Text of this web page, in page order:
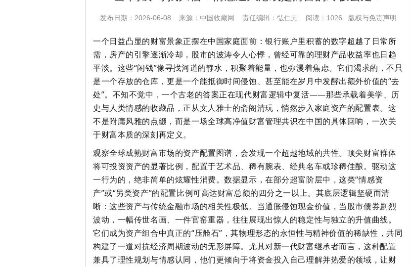
发布日期：2026-06-08 来源：中国收藏网 责任编辑：弘仁元 阅读：1026 版权与免责声明
一个日益凸显的财富景象正摆在中国家庭面前：银行账户里积蓄的数字超越了日常所
需，房产的引擎逐渐冷却，股市的波涛令人心悸，曾经可靠的理财产品收益率也日趋
平淡。这些“闲钱”像寻找河道的静水，积聚着能量，也弥漫着焦虑。它们渴求的，不只
是一个存放的仓库，更是一个能抵御时间侵蚀、甚至能在岁月中发酵出额外价值的“去
处”。不知不觉中，一个古老的答案正在现代财富逻辑中复活——那些承载着美学、历
史与人类情感的收藏品，正从文人雅士的斋阁清玩，悄然步入家庭资产的配置表。这
不是附庸风雅的点缀，而是一场全球高净值财富管理共识在中国的具体回响，一次关
于财富本质的深刻再定义。
观察全球成熟财富市场的资产配置图谱，会发现一个超越地域的共性。顶尖财富群体
将可投资资产的显著比例，配置于艺术品、稀有腕表、经典名车或珍稀佳酿。驱动这
一行为的，绝非简单的炫耀性消费。数据显示，在部分超富阶层中，这类“情感资
产”或“另类资产”的配置比例可高达财富总额的四分之一以上。其底层逻辑坚硬而清
晰：这些资产与传统金融市场的相关性极低。当通胀侵蚀现金价值，当股市债券剧烈
波动，一幅传世名画、一件官窑重器，往往展现出惊人的稳定性与独立的升值曲线。
它们成为资产组合中真正的“压舱石”，其物理形态的永恒性与精神价值的稀缺性，共同
构建了一道对抗经济周期波动的无形屏障。尤其对新一代财富继承者而言，这种配置
兼具了理性规划与情感认同，他们更倾向于将资金投入自己理解并热爱的领域，让财